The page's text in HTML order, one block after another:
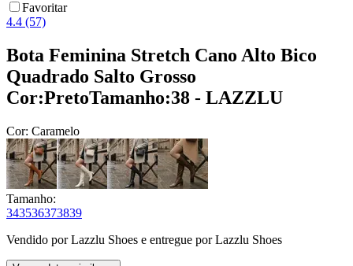
Favoritar
4.4 (57)
Bota Feminina Stretch Cano Alto Bico
Quadrado Salto Grosso
Cor:PretoTamanho:38 - LAZZLU
Cor: Caramelo
Tamanho:
343536373839
Vendido porLazzlu Shoes e entregue por Lazzlu Shoes